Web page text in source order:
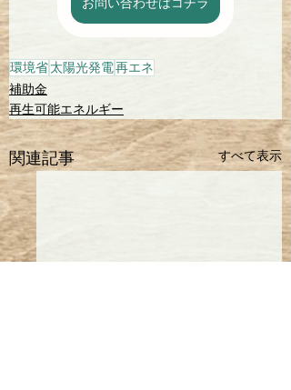
環境省太陽光発電再エネ
補助金
再生可能エネルギー
関連記事 すべて表示